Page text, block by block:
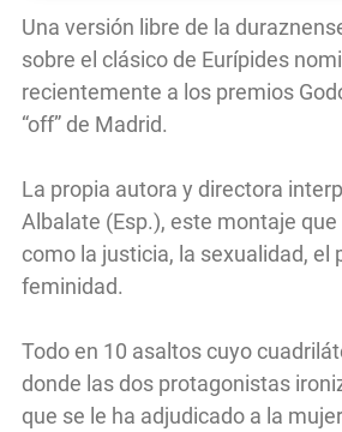
Una versión libre de la
sobre el clásico de Eurípides
recientemente a los premios
“off” de Madrid.
La propia autora y directora
Albalate (Esp.), este montaje
como la justicia, la sexualidad, el
feminidad.
Todo en 10 asaltos cuyo
donde las dos protagonistas
que se le ha adjudicado a la